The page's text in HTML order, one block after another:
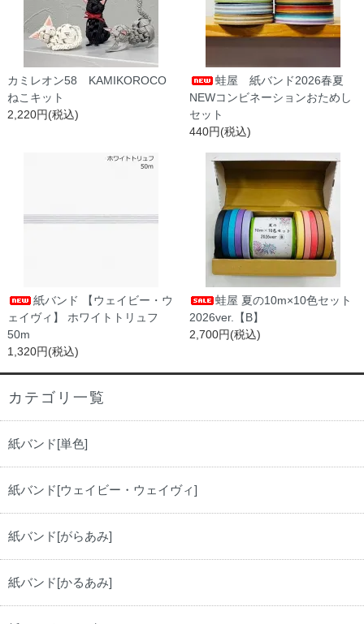
カミレオン58 KAMIKOROCO
ねこキット
2,220円(税込)
蛙屋 紙バンド2026春夏
NEWコンビネーションおためし
セット
440円(税込)
紙バンド 【ウェイビー・ウ
ェイヴィ】 ホワイトトリュフ
50m
1,320円(税込)
蛙屋 夏の10m×10色セット
2026ver.【B】
2,700円(税込)
カテゴリ一覧
紙バンド[単色]
紙バンド[ウェイビー・ウェイヴィ]
紙バンド[がらあみ]
紙バンド[かるあみ]